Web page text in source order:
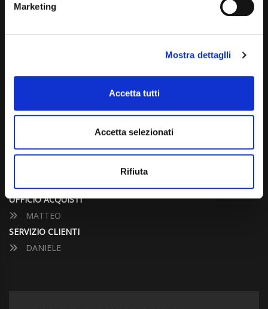
Marketing
Mostra dettaglli
Accetta tutti
Accetta selezionati
Rifiuta
info@carspecialist.eu
Dal Lunedì al Venerdì: 09:00 - 12:30 | 14:00 - 19:00
Domenica: chiuso
CONTATTA UN CONSULENTE
UFFICIO VENDITE
UFFICIO ACQUISTI
MATTEO
SERVIZIO CLIENTI
DANIELE